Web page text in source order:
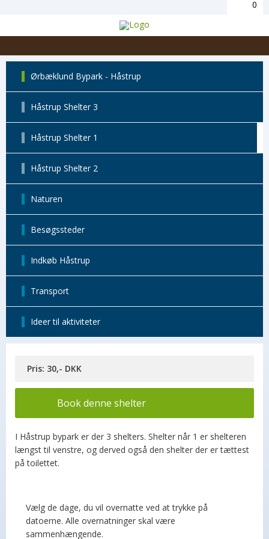
0
Ørbæklund Bypark - Håstrup
Håstrup Shelter 3
Håstrup Shelter 1
Håstrup Shelter 2
Naturen
Besøgssteder
Indkøb Håstrup
Transport
Ideer til aktiviteter
Pris: 30,- DKK
Book denne shelter
I Håstrup bypark er der 3 shelters. Shelter når 1 er shelteren
længst til venstre, og derved også den shelter der er tættest
på toilettet.
Vælg de dage, du vil overnatte ved at trykke på
datoerne. Alle overnatninger skal være
sammenhængende.